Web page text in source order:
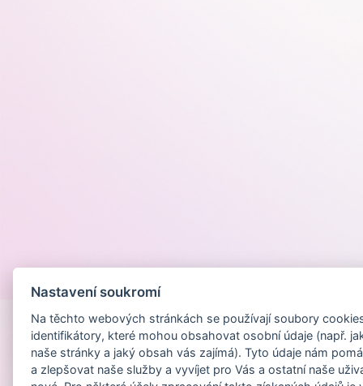
Nastavení soukromí
Na těchto webových stránkách se používají soubory
identifikátory, které mohou obsahovat osobní údaje (např.
naše stránky a jaký obsah vás zajímá). Tyto údaje nám
a zlepšovat naše služby a vyvíjet pro Vás a ostatní naše